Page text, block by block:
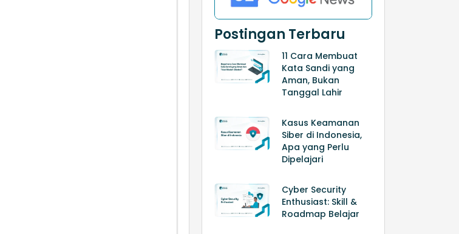
Postingan Terbaru
11 Cara Membuat
Kata Sandi yang
Aman, Bukan
Tanggal Lahir
Kasus Keamanan
Siber di Indonesia,
Apa yang Perlu
Dipelajari
Cyber Security
Enthusiast: Skill &
Roadmap Belajar